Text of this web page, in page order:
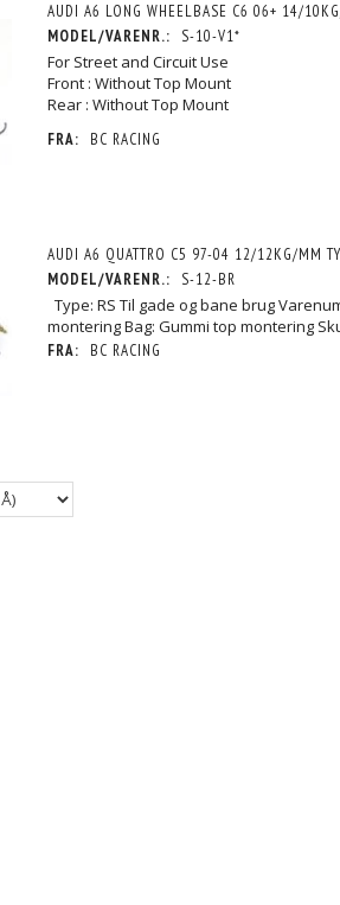
AUDI A6 LONG WHEELBASE C6 06+ 14/
MODEL/VARENR.:
S-10-V1*
For Street and Circuit Use
Front : Without Top Mount
Rear : Without Top Mount
FRA: BC RACING
AUDI A6 QUATTRO C5 97-04 12/12KG/MM
MODEL/VARENR.:
S-12-BR
Type: RS Til gade og bane brug
montering Bag: Gummi top montering
FRA: BC RACING